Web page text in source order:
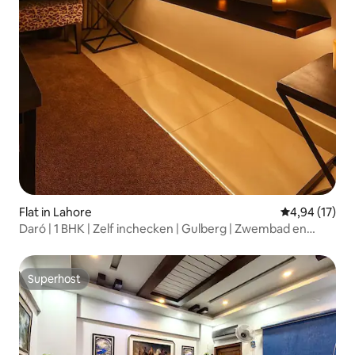
Flat in Lahore Gemiddelde
4,94 (17)
Daró | 1 BHK | Zelf inchecken | Gulberg | Zwembad en
Superhost
Superhost